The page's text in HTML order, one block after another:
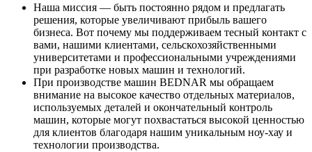
Наша миссия — быть постоянно рядом и предлагать
решения, которые увеличивают прибыль вашего
бизнеса. Вот почему мы поддерживаем тесный контакт с
вами, нашими клиентами, сельскохозяйственными
университетами и профессиональными учреждениями
при разработке новых машин и технологий.
При производстве машин BEDNAR мы обращаем
внимание на высокое качество отдельных материалов,
используемых деталей и окончательный контроль
машин, которые могут похвастаться высокой ценностью
для клиентов благодаря нашим уникальным ноу-хау и
технологии производства.